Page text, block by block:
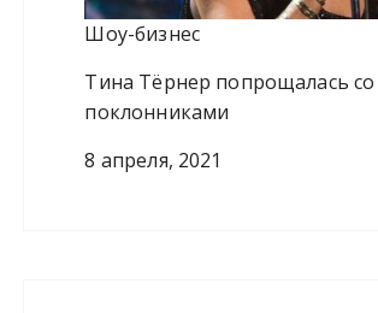
Шоу-бизнес
Тина Тёрнер попрощалась
поклонниками
8 апреля, 2021